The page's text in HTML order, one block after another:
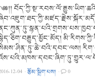
12-04 ·རྩོམ་སྒྲིག་པས། · 0